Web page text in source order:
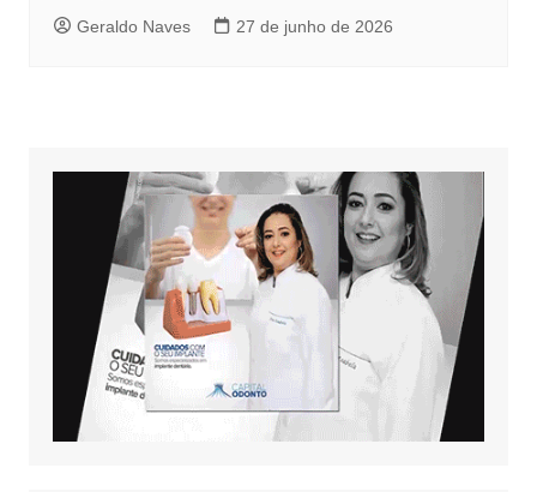
Geraldo Naves 27 de junho de 2026